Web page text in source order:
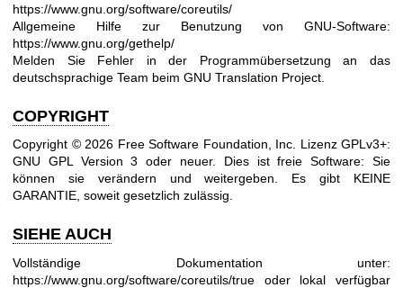
https://www.gnu.org/software/coreutils/
Allgemeine Hilfe zur Benutzung von GNU-Software:
https://www.gnu.org/gethelp/
Melden Sie Fehler in der Programmübersetzung an das
deutschsprachige Team beim GNU Translation Project
COPYRIGHT
Copyright © 2026 Free Software Foundation, Inc. Lizenz GPLv3+:
GNU GPL Version 3 oder neuer. Dies ist freie Software: Sie
können sie verändern und weitergeben. Es gibt KEINE
GARANTIE, soweit gesetzlich zulässig.
SIEHE AUCH
Vollständige Dokumentation unter:
https://www.gnu.org/software/coreutils/true
oder lokal verfügbar